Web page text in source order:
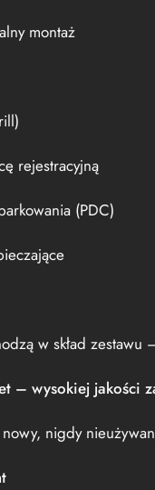
montaż
rejestracyjną
(PDC)
w skład
– wysokiej jakości
nigdy